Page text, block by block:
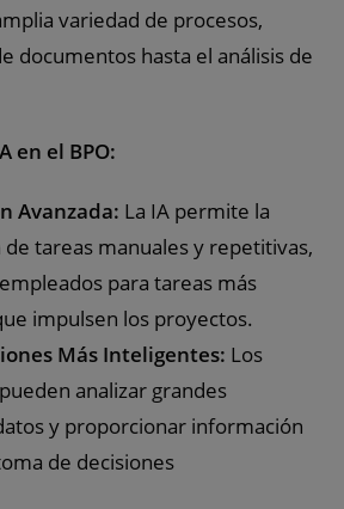
variedad de procesos,
documentos hasta el análisis de
en el BPO:
Avanzada: La IA permite la
tareas manuales y repetitivas,
para tareas más
impulsen los proyectos.
Más Inteligentes: Los
analizar grandes
y proporcionar información
de decisiones